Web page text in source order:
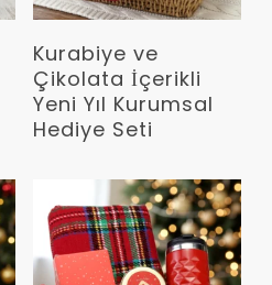
Devamını Oku
Kurabiye ve
Çikolata İçerikli
Yeni Yıl Kurumsal
Hediye Seti